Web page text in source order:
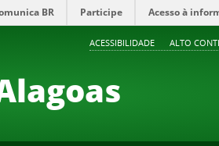
ACESSIBILIDADE ALTO
BR Participe Acesso à